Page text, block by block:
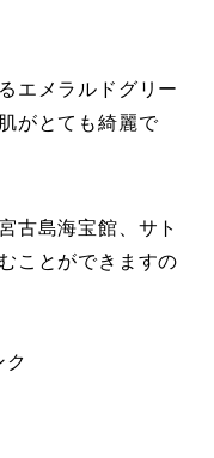
エメラルドグリー
がとても綺麗で
古島海宝館、サト
ことができますの
ク